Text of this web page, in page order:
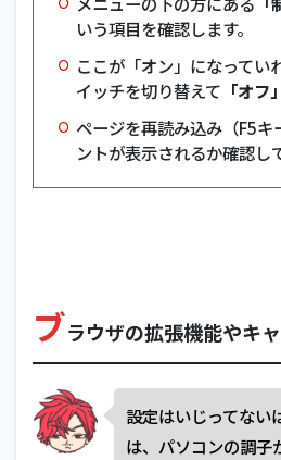
いう項目を確認します。
ここが「オン」になってい
イッチを切り替えて 「オフ」
ページを再読み込み（F5キ
ントが表示されるか確認し
ブラウザの拡張機能やキ
設定はいじってない
は、パソコンの調子